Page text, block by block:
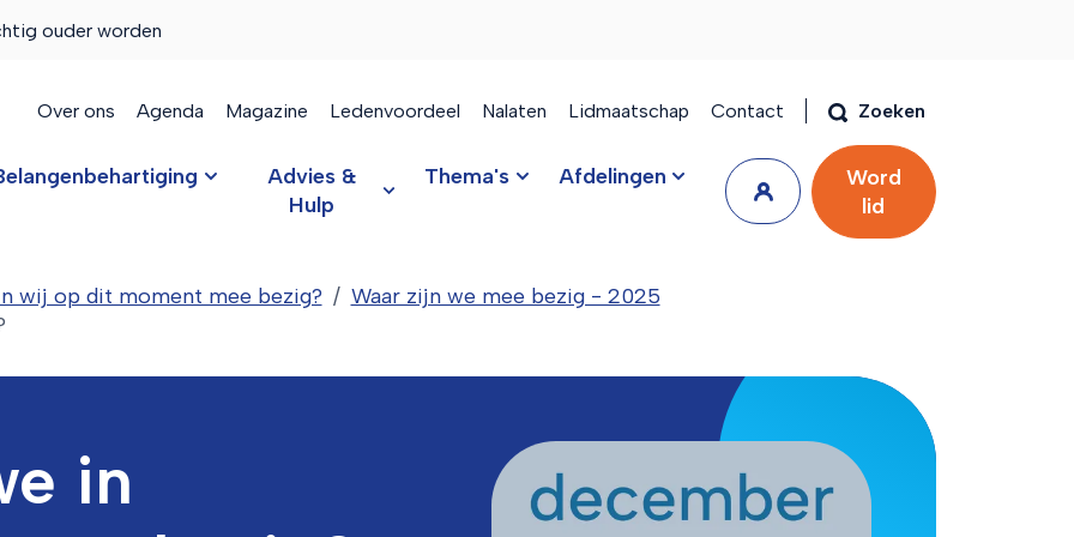
ouder worden
Over ons Agenda Magazine Ledenvoordeel Nalaten Lidmaatschap Contact Zoeken
Advies &
Hulp
Thema's Afdelingen
Word
lid
wij op dit moment mee bezig?
Waar zijn we mee bezig - 2025
in